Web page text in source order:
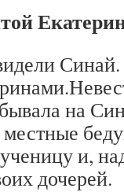
Синай.
на
и,
дочерей.